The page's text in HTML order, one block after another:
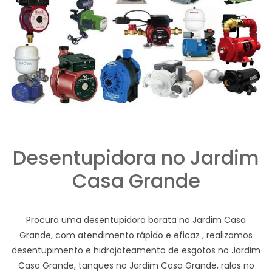
Desentupidora no Jardim
Casa Grande
Procura uma desentupidora barata no Jardim Casa
Grande, com atendimento rápido e eficaz , realizamos
desentupimento e hidrojateamento de esgotos no Jardim
Casa Grande, tanques no Jardim Casa Grande, ralos no